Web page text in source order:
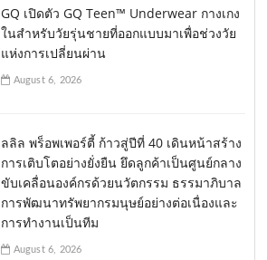
GQ เปิดตัว GQ Teen™ Underwear กางเกง
ในสำหรับวัยรุ่นชายที่ออกแบบมาเพื่อช่วงวัย
แห่งการเปลี่ยนผ่าน
August 6, 2026
ลลิล พร็อพเพอร์ตี้ ก้าวสู่ปีที่ 40 เดินหน้าสร้าง
การเติบโตอย่างยั่งยืน ยึดลูกค้าเป็นศูนย์กลาง
ขับเคลื่อนองค์กรด้วยนวัตกรรม ธรรมาภิบาล
การพัฒนาทรัพยากรมนุษย์อย่างต่อเนื่องและ
การทำงานเป็นทีม
August 6, 2026